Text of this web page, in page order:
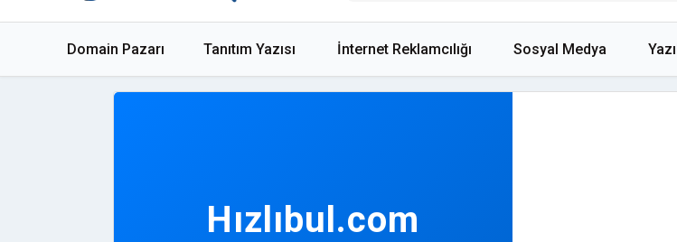
Domain Pazarı Tanıtım Yazısı İnternet Reklamcılığı Sosyal Medya
Hızlıbul.com